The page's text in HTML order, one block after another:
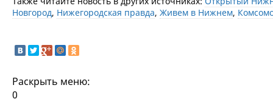
Новгород, Нижегородская правда, Живем в Нижнем,
Раскрыть меню:
0